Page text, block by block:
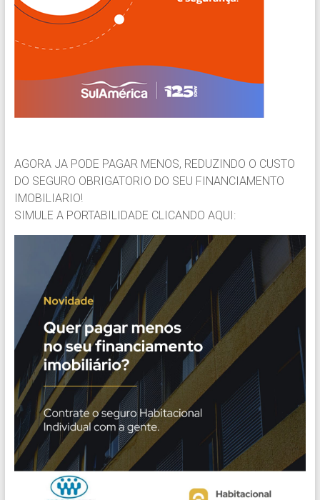
AGORA JA PODE PAGAR MENOS, REDUZINDO O CUSTO
DO SEGURO OBRIGATORIO DO SEU FINANCIAMENTO
IMOBILIARIO!
SIMULE A PORTABILIDADE CLICANDO AQUI: